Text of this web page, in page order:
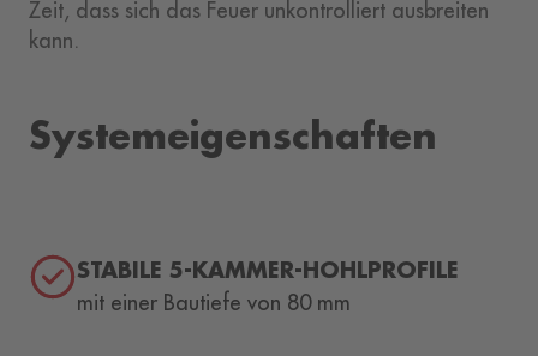
Zeit, dass sich das Feuer unkontrolliert ausbreiten
kann.
Systemeigenschaften
STABILE 5-KAMMER-HOHLPROFILE
mit einer Bautiefe von 80 mm